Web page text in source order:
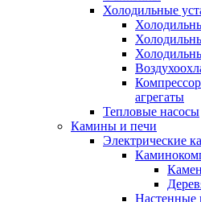
Холодильные
агрегаты
Тепловые насосы
Камины и печи
Электрические
Настенные